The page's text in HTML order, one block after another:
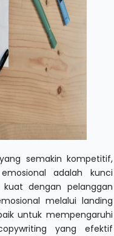
semakin kompetitif,
adalah kunci
dengan pelanggan
melalui landing
untuk mempengaruhi
yang efektif